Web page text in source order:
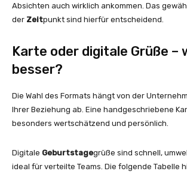
Absichten auch wirklich ankommen. Das
der Zeitpunkt sind hierfür entscheidend.
Karte oder digitale Grüße –
besser?
Die Wahl des Formats hängt von der
Ihrer Beziehung ab. Eine handgeschriebene
besonders wertschätzend und persönlich.
Digitale Geburtstagegrüße sind schnell,
ideal für verteilte Teams. Die folgende Tabelle